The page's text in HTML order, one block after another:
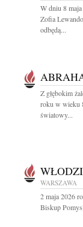
W dniu 8
Zofia
odbędą...
Z głębokim
roku w wieku
światowy...
WARSZAWA
2 maja 2026
Biskup